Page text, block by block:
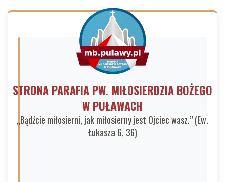
STRONA PARAFIA PW. MIŁOSIERDZIA BOŻEGO
W PUŁAWACH
„Bądźcie miłosierni, jak miłosierny jest Ojciec wasz.” (Ew.
Łukasza 6, 36)